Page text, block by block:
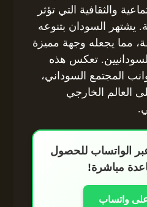
والثقافية التي تؤثر
يشتهر السودان بتنوعه
مما يجعله وجهة مميزة
تعكس هذه
المجتمع السوداني،
العالم الخارجي
الواتساب للحصول
مباشرة!
على واتساب